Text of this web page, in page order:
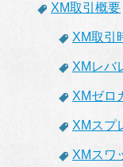
XM取引概要
XM取引
XMレバ
XMゼロ
XMスプ
XMスワ